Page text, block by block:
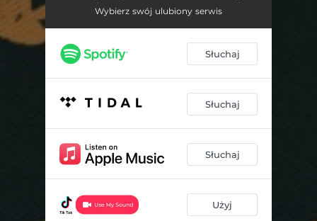
Wybierz swój ulubiony serwis
Słuchaj
Słuchaj
Słuchaj
Użyj